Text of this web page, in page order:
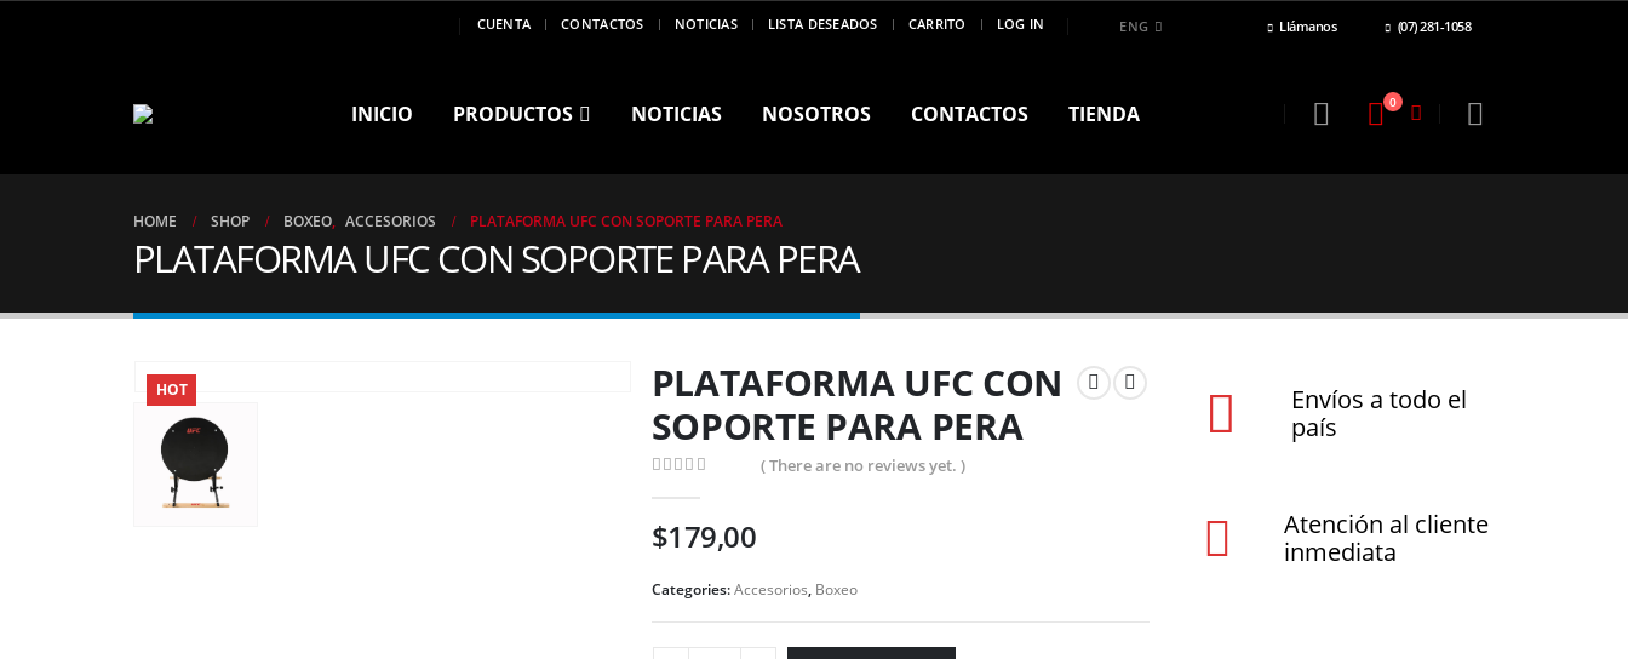
CUENTA CONTACTOS NOTICIAS LISTA DESEADOS CARRITO LOG IN ENG Llámanos (07) 281-1058
INICIO PRODUCTOS NOTICIAS NOSOTROS CONTACTOS TIENDA 0
HOME SHOP BOXEO, ACCESORIOS PLATAFORMA UFC CON SOPORTE PARA PERA
PLATAFORMA UFC CON SOPORTE PARA PERA
HOT
PLATAFORMA UFC CON
SOPORTE PARA PERA
( There are no reviews yet. )
$179,00
Categories:Accesorios, Boxeo
Envíos a todo el
país
Atención al cliente
inmediata